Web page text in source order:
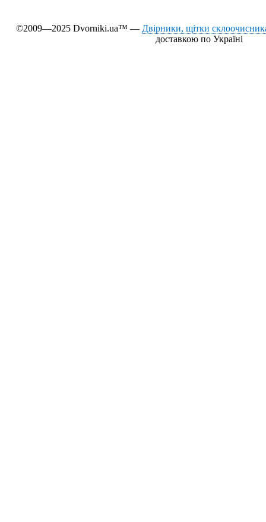
©2009—2025 Dvorniki.ua™ — Двірники, щітки
доставкою по Україні